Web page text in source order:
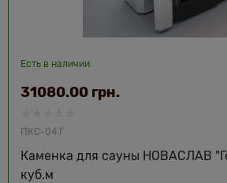
Есть в наличии
ПКС-04 Г
Каменка для сауны НОВАСЛАВ
куб.м
31080.00 грн.